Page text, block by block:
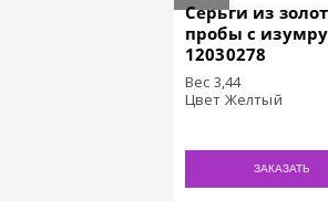
Серьги из
пробы с
12030278
Вес 3,44
Цвет Желтый
ЗАКАЗАТЬ